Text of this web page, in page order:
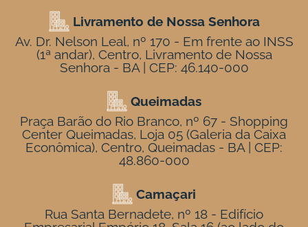
Livramento de Nossa Senhora
Av. Dr. Nelson Leal, nº 170 - Em frente ao INSS
(1ª andar), Centro, Livramento de Nossa
Senhora - BA | CEP: 46.140-000
Queimadas
Praça Barão do Rio Branco, nº 67 - Shopping
Center Queimadas, Loja 05 (Galeria da Caixa
Econômica), Centro, Queimadas - BA | CEP:
48.860-000
Camaçari
Rua Santa Bernadete, nº 18 - Edifício